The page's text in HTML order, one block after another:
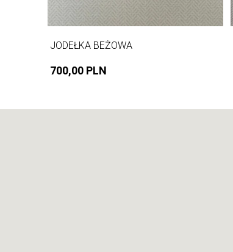
JODEŁKA BEŻOWA
700,00 PLN